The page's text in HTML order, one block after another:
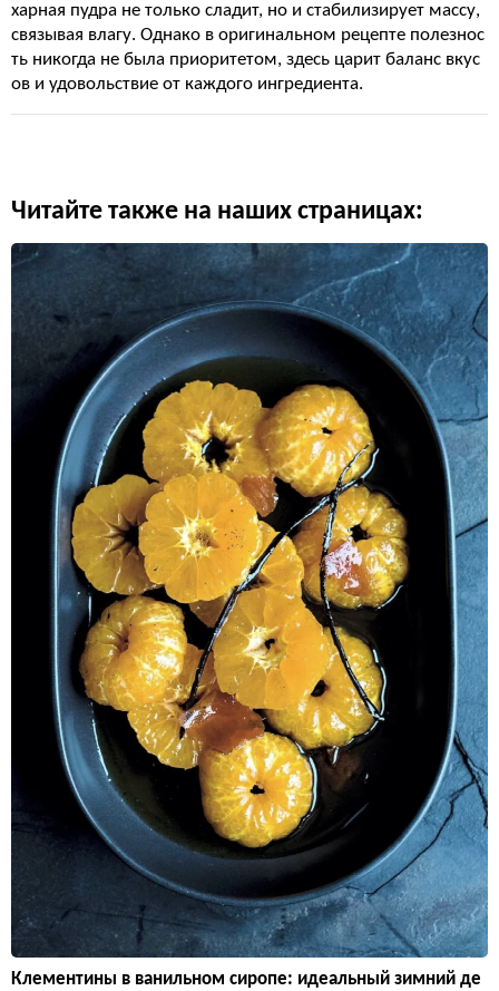
харная пудра не только сладит, но и стабилизирует массу,
связывая влагу. Однако в оригинальном рецепте полезнос
ть никогда не была приоритетом, здесь царит баланс вкус
ов и удовольствие от каждого ингредиента.
Читайте также на наших страницах:
Клементины в ванильном сиропе: идеальный зимний де